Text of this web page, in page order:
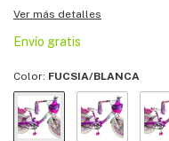
Ver más detalles
Envío gratis
Color: FUCSIA/BLANCA